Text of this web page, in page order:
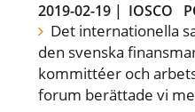
2019-02-19| IOSCO
Det internationella
den svenska
kommittéer och
forum berättade vi